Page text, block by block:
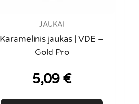
JAUKAI
Karamelinis jaukas | VDE –
Gold Pro
5,09 €
This